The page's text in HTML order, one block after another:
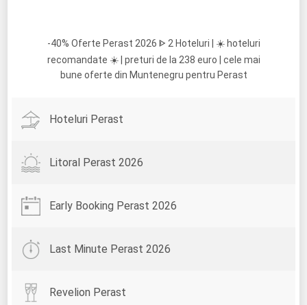
-40% Oferte Perast 2026 ᐈ 2 Hoteluri | ☀️ hoteluri
recomandate ☀️ | preturi de la 238 euro | cele mai
bune oferte din Muntenegru pentru Perast
Hoteluri Perast
Litoral Perast 2026
Early Booking Perast 2026
Last Minute Perast 2026
Revelion Perast